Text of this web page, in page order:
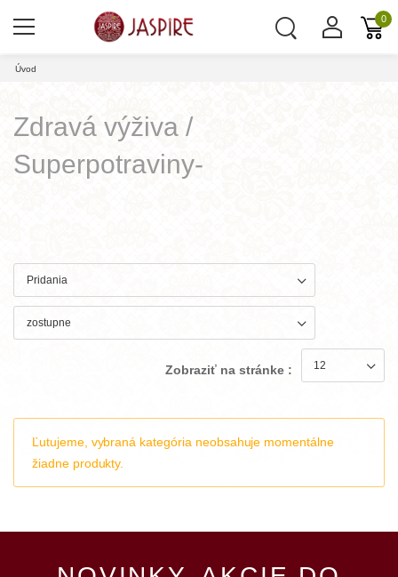
0
Úvod
Zdravá výživa /
Superpotraviny-
Zobraziť na stránke :
Ľutujeme, vybraná kategória neobsahuje momentálne
žiadne produkty.